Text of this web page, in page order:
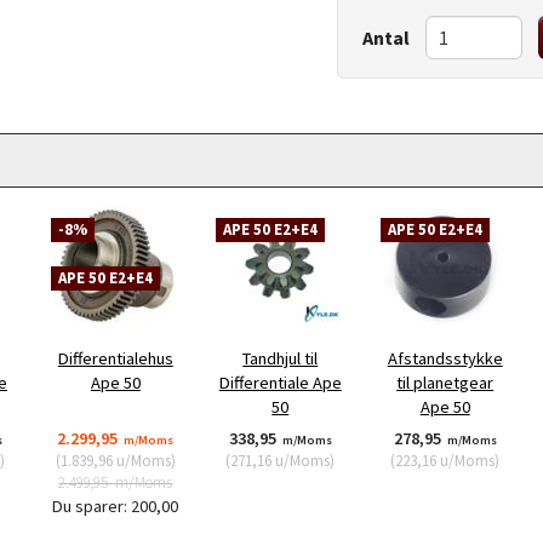
Antal
)
-8%
APE 50 E2+E4
Differentialehus
Ape 50
2.299,95 m/Moms
(1.839,96u/Moms)
2.499,95m/Moms
Du sparer: 200,00
APE 50 E2+E4
Tandhjul til
Differentiale Ape
50
338,95 m/Moms
(271,16 u/Moms)
APE 50 E2+E4
Afstandsstykke
til planetgear
Ape 50
278,95 m/Moms
(223,16 u/Moms)